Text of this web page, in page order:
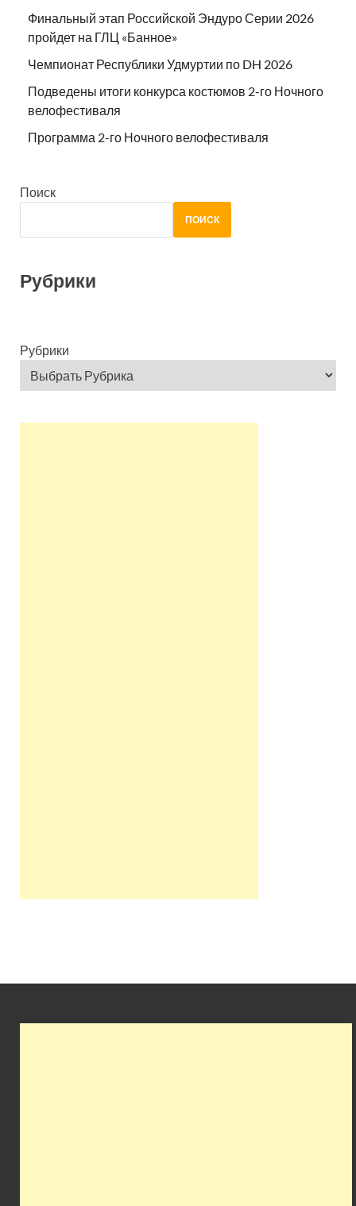
Финальный этап Российской Эндуро Серии 2026
пройдет на ГЛЦ «Банное»
Чемпионат Республики Удмуртии по DH 2026
Подведены итоги конкурса костюмов 2-го Ночного
велофестиваля
Программа 2-го Ночного велофестиваля
Поиск
ПОИСК
Рубрики
Рубрики